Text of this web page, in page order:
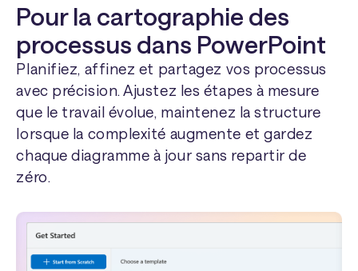
Pour la cartographie des
processus dans PowerPoint
Planifiez, affinez et partagez vos processus
avec précision. Ajustez les étapes à mesure
que le travail évolue, maintenez la structure
lorsque la complexité augmente et gardez
chaque diagramme à jour sans repartir de
zéro.